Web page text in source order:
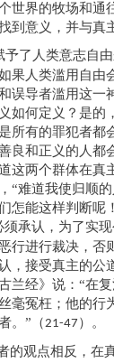
世界的牧场和通
到意义，并与真
予了人类意志自
果人类滥用自由
误导者滥用这一
如何定义 ？ 是的
所有的罪犯者都
良和正义的人都
这两个群体在真
“难道我使归顺
怎能这样判断呢
须承认，为了实现
行进行裁决 ，否
，接受真主的公
兰经》说： “在
毫冤枉；他的行
。”（21-47 ）。
的观点相反，在